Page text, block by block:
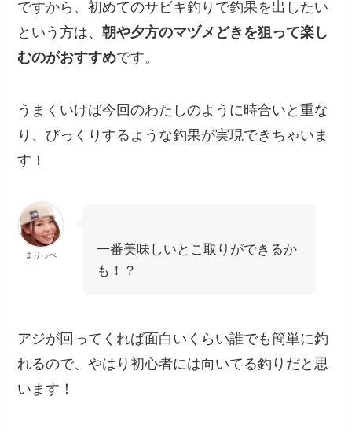
ですから、初めてのサビキ釣りで釣果を出したい
という方は、朝や夕方のマヅメどきを狙って楽し
むのがおすすめです。
うまくいけば今回のわたしのように時合いと重な
り、びっくりするような釣果が実現できちゃいま
す！
まりっぺ
一番美味しいとこ取りができるか
も！？
アジが回ってくれば面白いくらい誰でも簡単に釣
れるので、やはり初心者には向いてる釣りだと思
います！